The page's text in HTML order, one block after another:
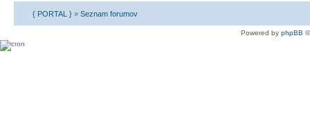
{ PORTAL } » Seznam forumov
Powered by phpBB